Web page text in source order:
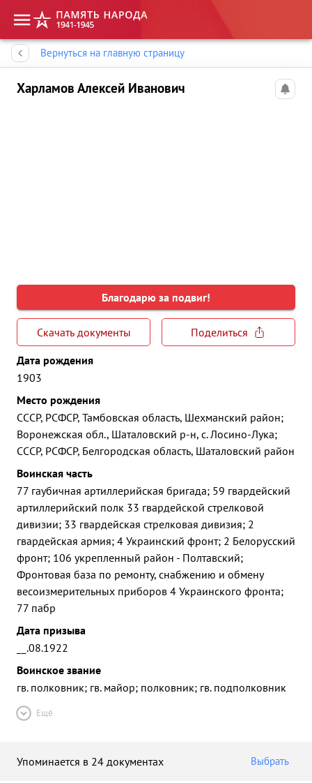
Вернуться на главную страницу
Харламов Алексей Иванович
Благодарю за подвиг!
Скачать документы
Поделиться
Дата рождения
1903
Место рождения
СССР, РСФСР, Тамбовская область, Шехманский район;
Воронежская обл., Шаталовский р-н, с. Лосино-Лука;
СССР, РСФСР, Белгородская область, Шаталовский район
Воинская часть
77 гаубичная артиллерийская бригада; 59 гвардейский
артиллерийский полк 33 гвардейской стрелковой
дивизии; 33 гвардейская стрелковая дивизия; 2
гвардейская армия; 4 Украинский фронт; 2 Белорусский
фронт; 106 укрепленный район - Полтавский;
Фронтовая база по ремонту, снабжению и обмену
весоизмерительных приборов 4 Украинского фронта;
77 пабр
Дата призыва
__.08.1922
Воинское звание
гв. полковник; гв. майор; полковник; гв. подполковник
Ещё
Упоминается в 24 документах Выбрать
Память народа